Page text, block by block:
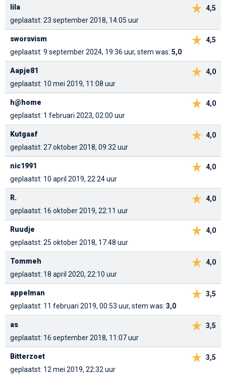
4,5
lila
geplaatst: 23 september 2018, 14:05 uur
4,5
sworsvism
geplaatst: 9 september 2024, 19:36 uur, stem was: 5,0
4,0
Aapje81
geplaatst: 10 mei 2019, 11:08 uur
4,0
h@home
geplaatst: 1 februari 2023, 02:00 uur
4,0
Kutgaaf
geplaatst: 27 oktober 2018, 09:32 uur
4,0
nic1991
geplaatst: 10 april 2019, 22:24 uur
4,0
R.
geplaatst: 16 oktober 2019, 22:11 uur
4,0
Ruudje
geplaatst: 25 oktober 2018, 17:48 uur
4,0
Tommeh
geplaatst: 18 april 2020, 22:10 uur
3,5
appelman
geplaatst: 11 februari 2019, 00:53 uur, stem was: 3,0
3,5
as
geplaatst: 16 september 2018, 11:07 uur
3,5
Bitterzoet
geplaatst: 12 mei 2019, 22:32 uur